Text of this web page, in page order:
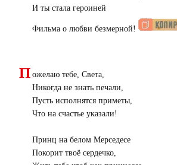
И ты стала героиней
Фильма о любви безмерной!
П ожелаю тебе, Света,
Никогда не знать печали,
Пусть исполнятся приметы,
Что на счастье указали!
Принц на белом Мерседесе
Покорит твоё сердечко,